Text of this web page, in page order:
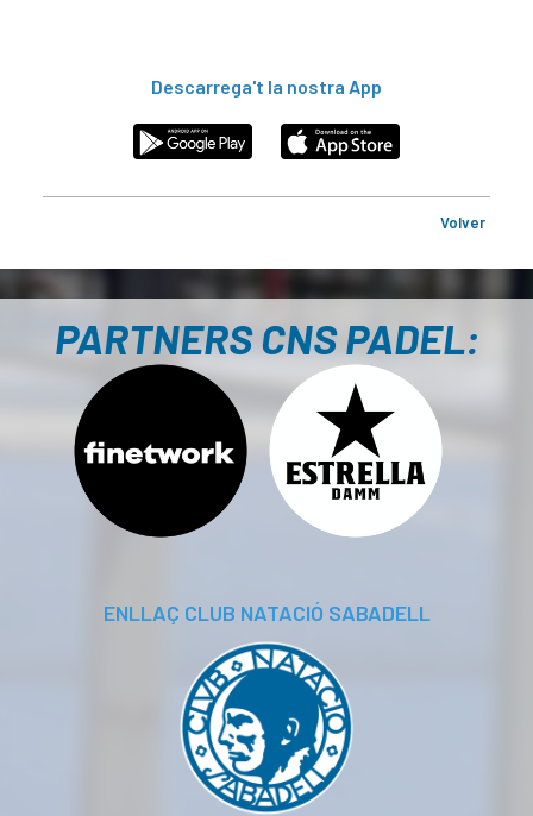
Descarrega't la nostra App
Volver
PARTNERS CNS PADEL:
ENLLAÇ CLUB NATACIÓ SABADELL